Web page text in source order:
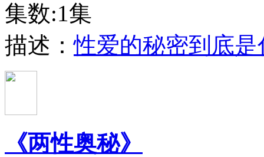
集数:1集
描述：性爱的秘密到底是
《两性奥秘》